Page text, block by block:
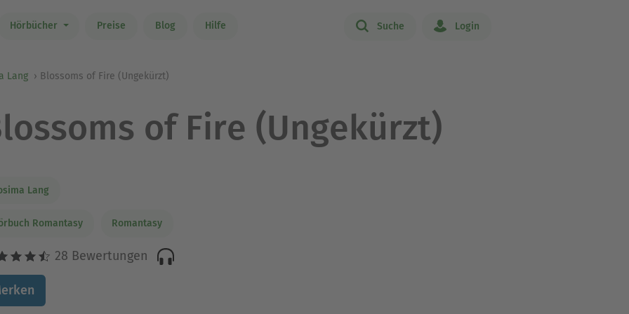
Hörbücher Preise Blog Hilfe Suche Login
Lang Blossoms of Fire (Ungekürzt)
of Fire (Ungekürzt)
Lang
Romantasy Romantasy
28 Bewertungen